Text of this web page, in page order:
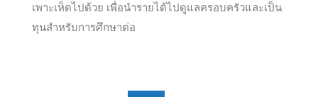
เพาะเห็ดไปด้วย เพื่อนำรายได้ไปดูแลครอบครัวและเป็น
ทุนสำหรับการศึกษาต่อ